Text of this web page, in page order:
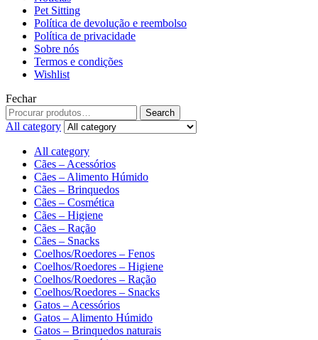
Pet Sitting
Política de devolução e reembolso
Política de privacidade
Sobre nós
Termos e condições
Wishlist
Fechar
Search
All category
All category
Cães – Acessórios
Cães – Alimento Húmido
Cães – Brinquedos
Cães – Cosmética
Cães – Higiene
Cães – Ração
Cães – Snacks
Coelhos/Roedores – Fenos
Coelhos/Roedores – Higiene
Coelhos/Roedores – Ração
Coelhos/Roedores – Snacks
Gatos – Acessórios
Gatos – Alimento Húmido
Gatos – Brinquedos naturais